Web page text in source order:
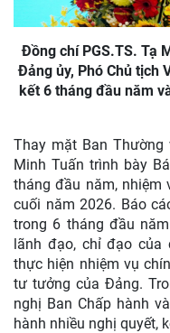
Đồng chí PGS.TS. Tạ
Đảng ủy, Phó Chủ tịch
kết 6 tháng đầu năm
Thay mặt Ban Thường
Minh Tuấn trình bày
tháng đầu năm, nhiệm
cuối năm 2026. Báo
trong 6 tháng đầu
lãnh đạo, chỉ đạo của
thực hiện nhiệm vụ
tư tưởng của Đảng.
nghị Ban Chấp hành
hành nhiều nghị quyết,